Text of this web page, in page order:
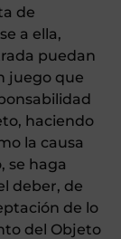
de
a ella,
puedan
juego que
haciendo
la causa
se haga
deber, de
de lo
del Objeto